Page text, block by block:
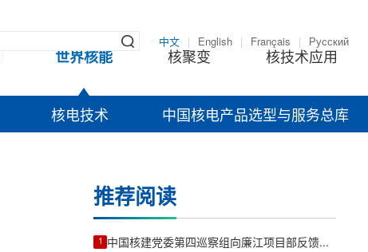
中文 English Français Русский
世界核能 核聚变 核技术应用
核电技术 中国核电产品选型与服务总库
推荐阅读
1 中国核建党委第四巡察组向廉江项目部反馈巡察情况